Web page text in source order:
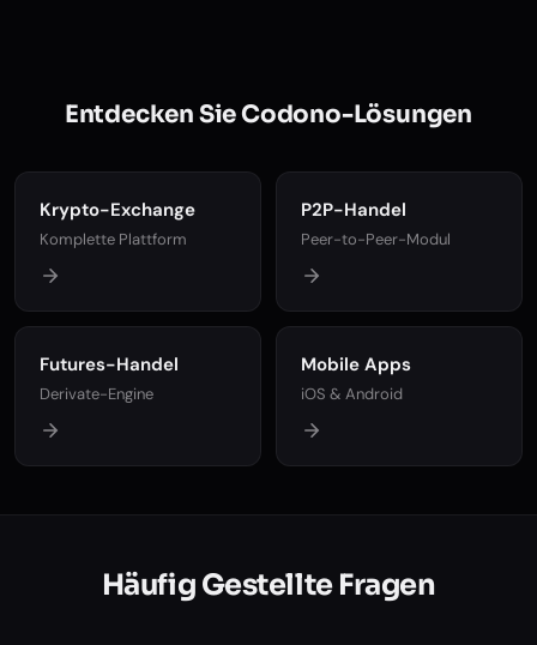
Entdecken Sie Codono-Lösungen
Krypto-Exchange
Komplette Plattform
P2P-Handel
Peer-to-Peer-Modul
Futures-Handel
Derivate-Engine
Mobile Apps
iOS & Android
Häufig Gestellte Fragen